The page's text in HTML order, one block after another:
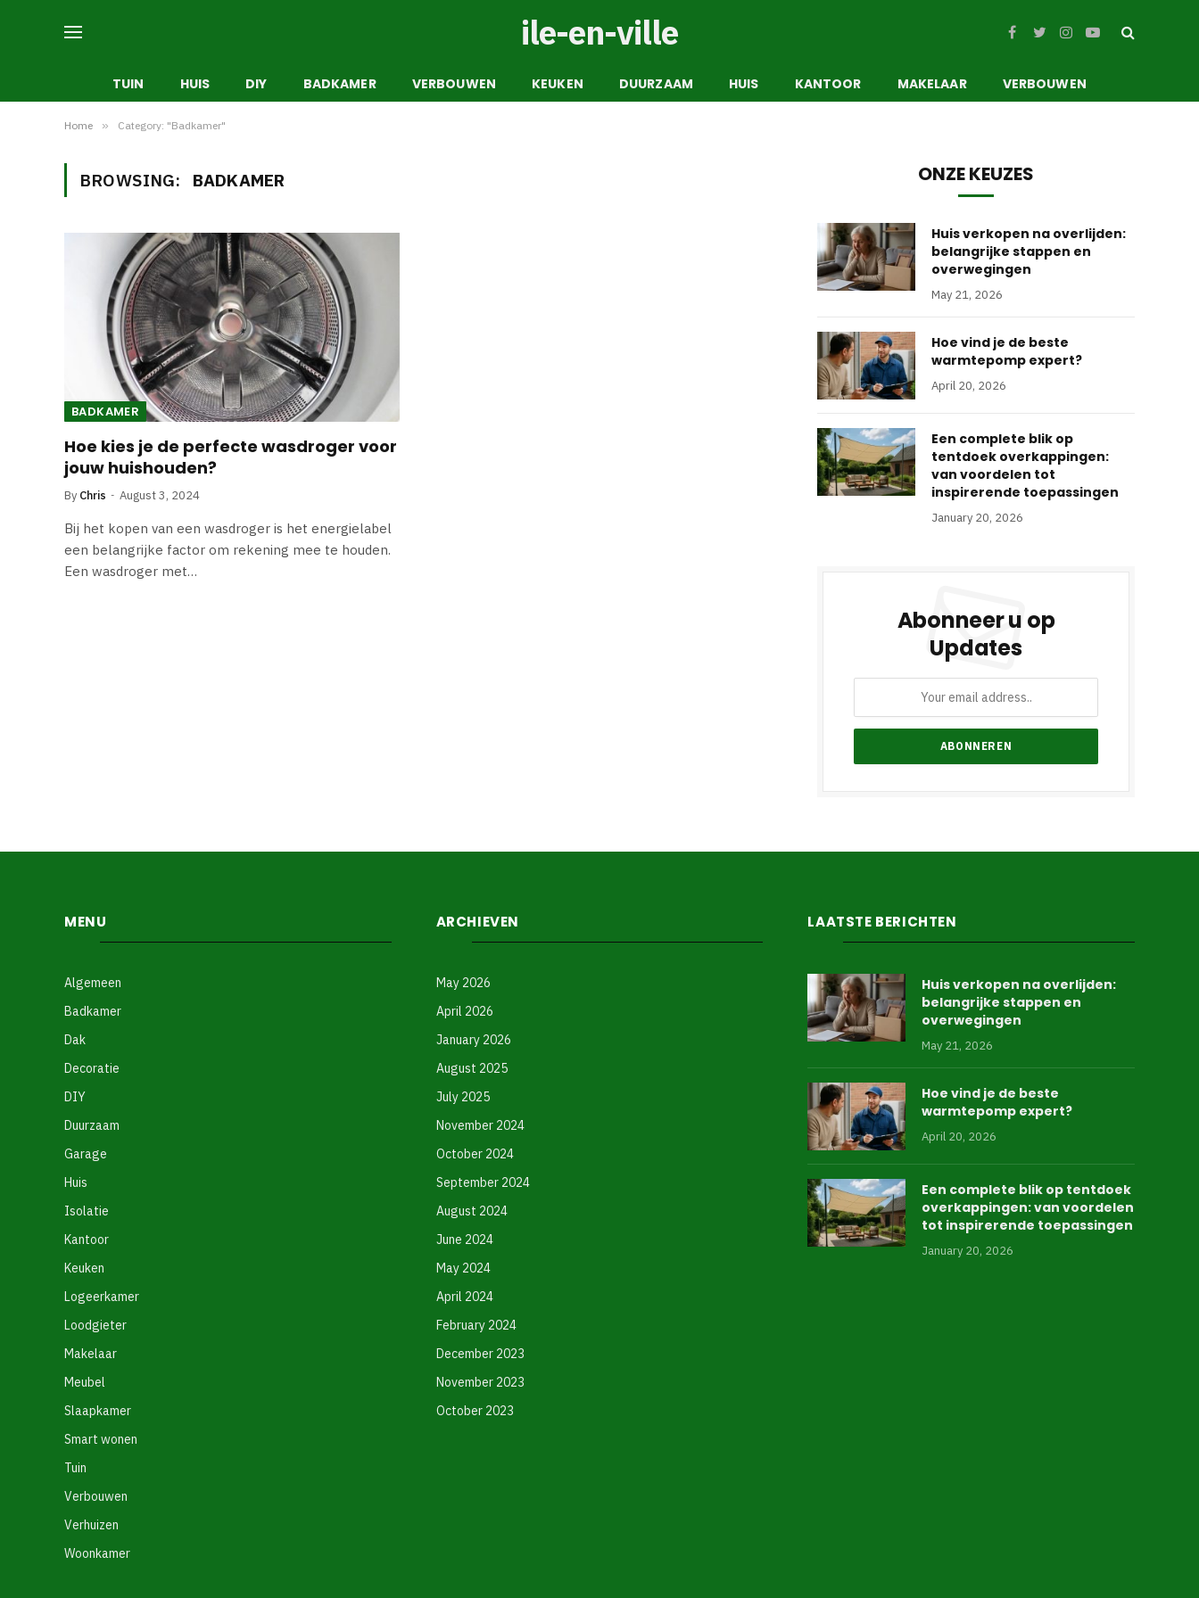
ile-en-ville Facebook
TwitterInstagram
YouTube
TUIN HUIS DIY BADKAMER VERBOUWEN KEUKEN DUURZAAM HUIS KANTOOR MAKELAAR VERBOUWEN
Home » Category: "Badkamer"
BROWSING: BADKAMER
BADKAMER
Hoe kies je de perfecte wasdroger voor
jouw huishouden?
By Chris August 3, 2024
Bij het kopen van een wasdroger is het energielabel
een belangrijke factor om rekening mee te houden.
Een wasdroger met…
ONZE KEUZES
Huis verkopen na overlijden:
belangrijke stappen en
overwegingen
May 21, 2026
Hoe vind je de beste
warmtepomp expert?
April 20, 2026
Een complete blik op
tentdoek overkappingen:
van voordelen tot
inspirerende toepassingen
January 20, 2026
Abonneer u op
Updates
MENU
Algemeen
Badkamer
Dak
Decoratie
DIY
Duurzaam
Garage
Huis
Isolatie
Kantoor
Keuken
Logeerkamer
Loodgieter
Makelaar
Meubel
Slaapkamer
Smart wonen
Tuin
Verbouwen
Verhuizen
Woonkamer
ARCHIEVEN
May 2026
April 2026
January 2026
August 2025
July 2025
November 2024
October 2024
September 2024
August 2024
June 2024
May 2024
April 2024
February 2024
December 2023
November 2023
October 2023
LAATSTE BERICHTEN
Huis verkopen na overlijden:
belangrijke stappen en
overwegingen
May 21, 2026
Hoe vind je de beste
warmtepomp expert?
April 20, 2026
Een complete blik op tentdoek
overkappingen: van voordelen
tot inspirerende toepassingen
January 20, 2026